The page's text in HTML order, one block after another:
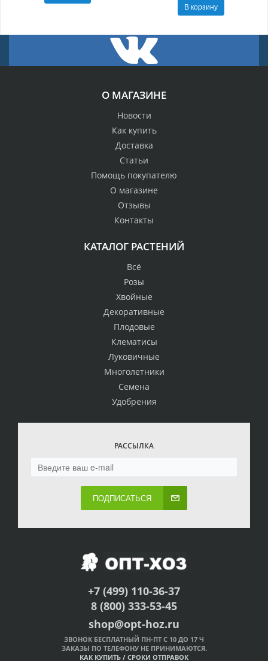
В корзину
О МАГАЗИНЕ
Новости
Как купить
Доставка
Статьи
Помощь покупателю
О магазине
Отзывы
Контакты
КАТАЛОГ РАСТЕНИЙ
Всё
Розы
Хвойные
Декоративные
Плодовые
Клематисы
Луковичные
Многолетники
Семена
Удобрения
РАССЫЛКА
ПОДПИСАТЬСЯ
+7 (499) 110-36-37
8 (800) 333-53-45
shop@opt-hoz.ru
ЗВОНОК БЕСПЛАТНЫЙ ПН-ПТ С 10 ДО 17 Ч
ЗАКАЗЫ ПО ТЕЛЕФОНУ НЕ ПРИНИМАЮТСЯ.
КАК КУПИТЬ / СРОКИ ОТПРАВОК